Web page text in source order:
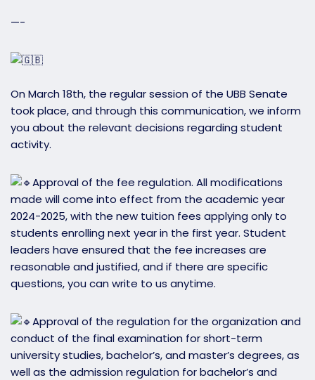
—-
On March 18th, the regular session of the UBB Senate
took place, and through this communication, we inform
you about the relevant decisions regarding student
activity.
Approval of the fee regulation. All modifications
made will come into effect from the academic year
2024-2025, with the new tuition fees applying only to
students enrolling next year in the first year. Student
leaders have ensured that the fee increases are
reasonable and justified, and if there are specific
questions, you can write to us anytime.
Approval of the regulation for the organization and
conduct of the final examination for short-term
university studies, bachelor’s, and master’s degrees, as
well as the admission regulation for bachelor’s and